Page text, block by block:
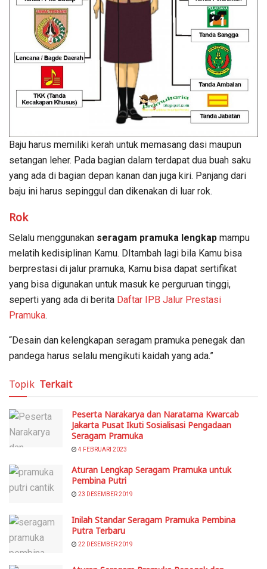
Baju harus memiliki kerah untuk memasang dasi maupun
setangan leher. Pada bagian dalam terdapat dua buah saku
yang ada di bagian depan kanan dan juga kiri. Panjang dari
baju ini harus sepinggul dan dikenakan di luar rok.
Rok
Selalu menggunakan seragam pramuka lengkap mampu
melatih kedisiplinan Kamu. DItambah lagi bila Kamu bisa
berprestasi di jalur pramuka, Kamu bisa dapat sertifikat
yang bisa digunakan untuk masuk ke perguruan tinggi,
seperti yang ada di berita Daftar IPB Jalur Prestasi
Pramuka.
“Desain dan kelengkapan seragam pramuka penegak dan
pandega harus selalu mengikuti kaidah yang ada.”
Topik Terkait
Peserta Narakarya dan Naratama Kwarcab
Jakarta Pusat Ikuti Sosialisasi Pengadaan
Seragam Pramuka
4 FEBRUARI 2023
Aturan Lengkap Seragam Pramuka untuk
Pembina Putri
23 DESEMBER 2019
Inilah Standar Seragam Pramuka Pembina
Putra Terbaru
22 DESEMBER 2019